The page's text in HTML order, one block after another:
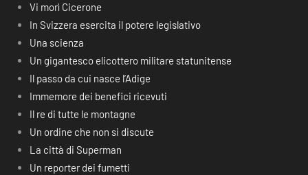
Vi morì Cicerone
In Svizzera esercita il potere legislativo
Una scienza
Un gigantesco elicottero militare statunitense
Il passo da cui nasce l’Adige
Immemore dei benefici ricevuti
Il re di tutte le montagne
Un ordine che non si discute
La città di Superman
Un reporter dei fumetti